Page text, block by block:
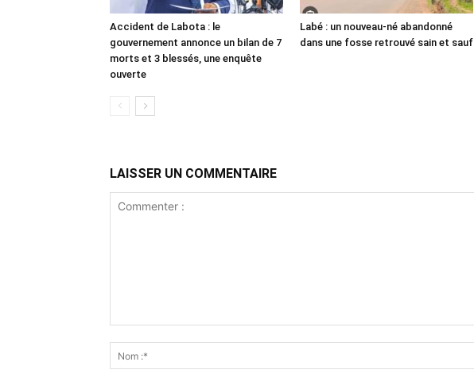
Accident de Labota : le
gouvernement annonce un bilan de 7
morts et 3 blessés, une enquête
ouverte
Labé : un nouveau-né abandonné
dans une fosse retrouvé sain et sauf
LAISSER UN COMMENTAIRE